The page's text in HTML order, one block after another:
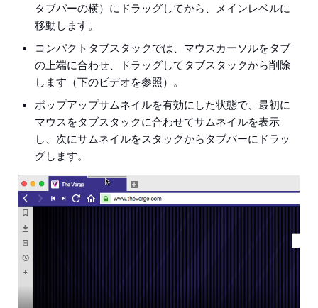
タブバーの横）にドラッグしてから、メインレベルに
移動します。
コンパクトタブスタックでは、マウスカーソルをタブ
の上端に合わせ、ドラッグしてタブスタックから削除
します（下のビデオを参照）。
ポップアップサムネイルを有効にした状態で、最初に
マウスをタブスタックに合わせてサムネイルを表示
し、次にサムネイルをスタックからタブバーにドラッ
グします。